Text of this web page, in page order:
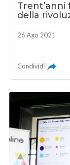
Trent’anni
della
26 Ago 2021
Condividi